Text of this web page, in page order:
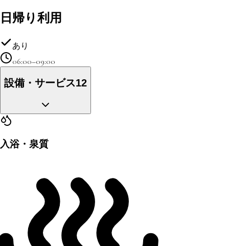
日帰り利用
あり
06:00–09:00
設備・サービス12
入浴・泉質